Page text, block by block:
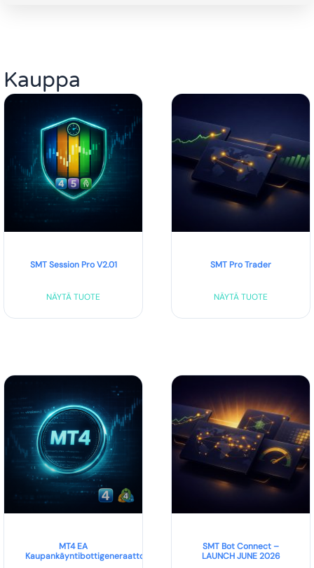
Kauppa
SMT Session Pro V2.01
NÄYTÄ TUOTE
SMT Pro Trader
NÄYTÄ TUOTE
MT4 EA
Kaupankäyntibottigeneraattori
SMT Bot Connect –
LAUNCH JUNE 2026